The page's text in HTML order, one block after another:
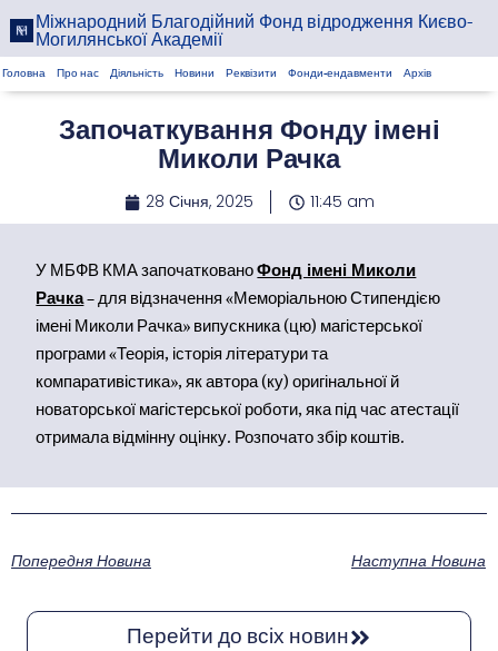
Міжнародний Благодійний Фонд відродження Києво-
Могилянської Академії
Головна Про нас Діяльність Новини Реквізити Фонди-ендавменти Архів
Започаткування Фонду імені
Миколи Рачка
28 Січня, 2025 11:45 am
У МБФВ КМА започаткованоФонд імені Миколи
Рачка– для відзначення «Меморіальною Стипендією
імені Миколи Рачка» випускника (цю) магістерської
програми «Теорія, історія літератури та
компаративістика», як автора (ку) оригінальної й
новаторської магістерської роботи, яка під час атестації
отримала відмінну оцінку. Розпочато збір коштів.
Попередня Новина Наступна Новина
Перейти до всіх новин